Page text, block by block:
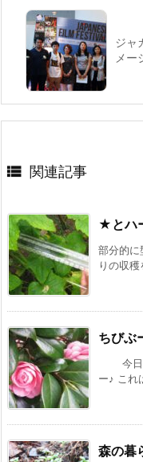
ジャ
メー
 関連記事
★とハ
部分的に
りの収
ちびぶ
今日は
ー♪ これ
森の暮